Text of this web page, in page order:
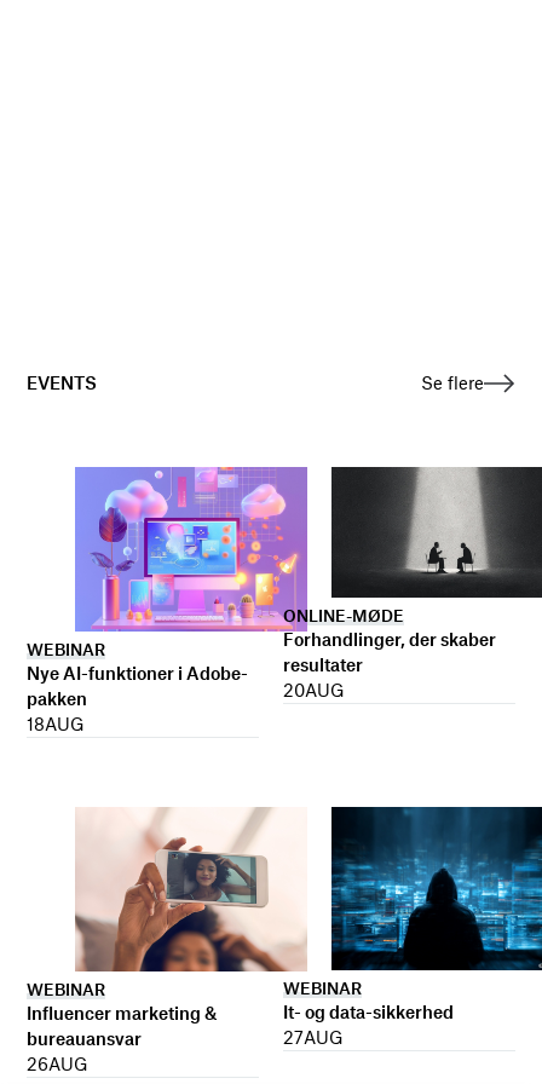
EVENTS Se flere
WEBINAR
Nye AI-funktioner i Adobe-
pakken
18AUG
ONLINE-MØDE
Forhandlinger, der skaber
resultater
20AUG
WEBINAR
Influencer marketing &
bureauansvar
26AUG
WEBINAR
It- og data-sikkerhed
27AUG